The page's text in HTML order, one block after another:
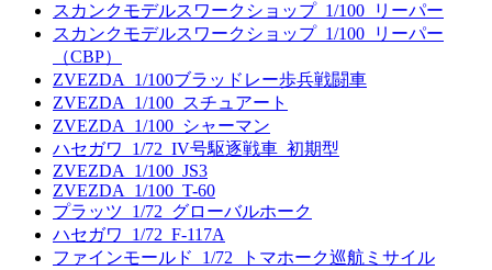
スカンクモデルスワークショップ_1/100_リーパー
スカンクモデルスワークショップ_1/100_リーパー
（CBP）
ZVEZDA_1/100ブラッドレー歩兵戦闘車
ZVEZDA_1/100_スチュアート
ZVEZDA_1/100_シャーマン
ハセガワ_1/72_IV号駆逐戦車_初期型
ZVEZDA_1/100_JS3
ZVEZDA_1/100_T-60
プラッツ_1/72_グローバルホーク
ハセガワ_1/72_F-117A
ファインモールド_1/72_トマホーク巡航ミサイル